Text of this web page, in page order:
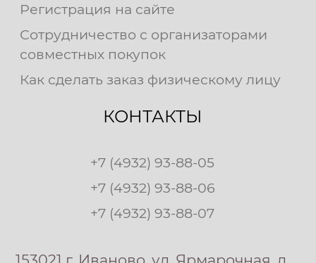
Регистрация на сайте
Сотрудничество с организаторами
совместных покупок
Как сделать заказ физическому лицу
КОНТАКТЫ
+7 (4932) 93-88-05
+7 (4932) 93-88-06
+7 (4932) 93-88-07